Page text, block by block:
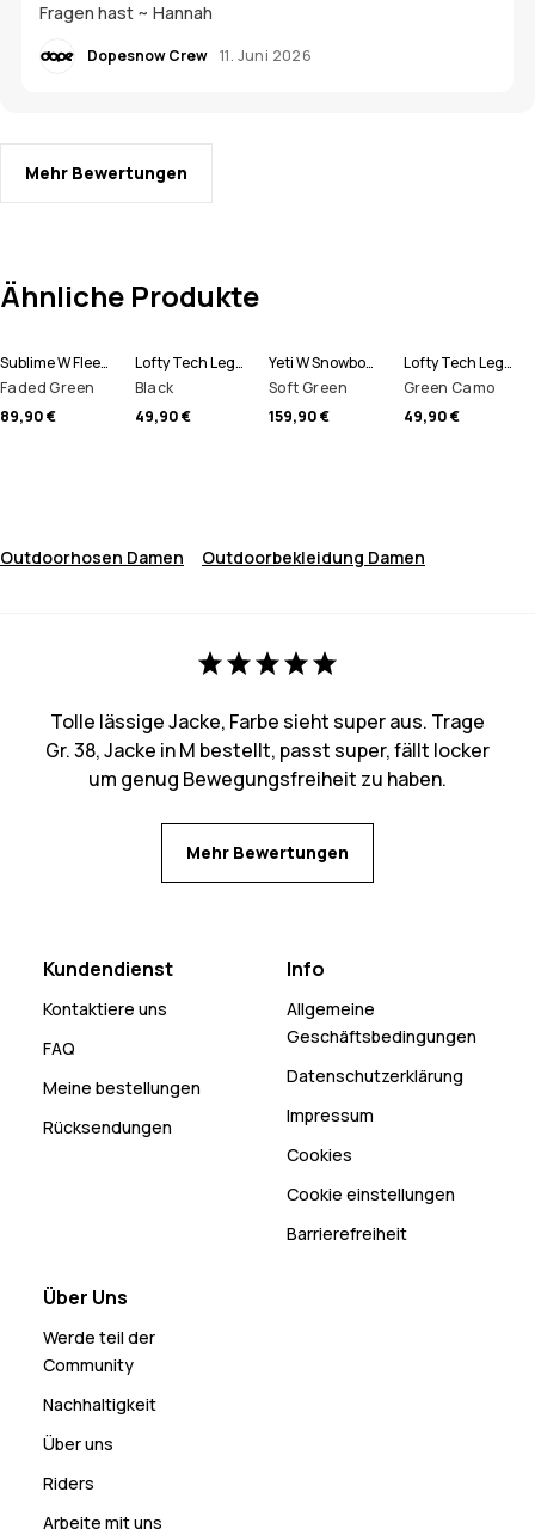
Fragen hast ~ Hannah
Dopesnow Crew 11. Juni 2026
Mehr Bewertungen
Ähnliche Produkte
Sublime W Fleece Hoodie Damen
Faded Green
89,90 €
Lofty Tech Leggings Damen
Black
49,90 €
Yeti W Snowboardjacke Damen
Soft Green
159,90 €
Lofty Tech Leggings Damen
Green Camo
49,90 €
Outdoorhosen Damen Outdoorbekleidung Damen
Tolle lässige Jacke, Farbe sieht super aus. Trage
Gr. 38, Jacke in M bestellt, passt super, fällt locker
um genug Bewegungsfreiheit zu haben.
Mehr Bewertungen
Kundendienst
Kontaktiere uns
FAQ
Meine bestellungen
Rücksendungen
Info
Allgemeine
Geschäftsbedingungen
Datenschutzerklärung
Impressum
Cookies
Cookie einstellungen
Barrierefreiheit
Über Uns
Werde teil der
Community
Nachhaltigkeit
Über uns
Riders
Arbeite mit uns